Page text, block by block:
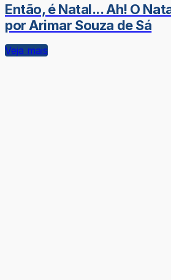
Então, é Natal... Ah! O
por Arimar Souza de Sá
Veja mais